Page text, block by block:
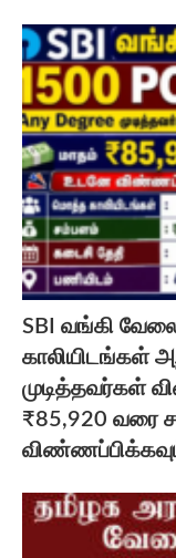
SBI வங்கி
காலியிடங்கள்
முடித்தவர்கள்
₹85,920 வரை